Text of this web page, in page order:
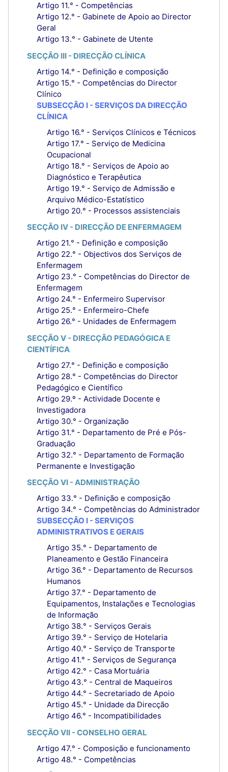
Artigo 11.° - Competências
Artigo 12.° - Gabinete de Apoio ao Director
Geral
Artigo 13.° - Gabinete de Utente
SECÇÃO III - DIRECÇÃO CLÍNICA
Artigo 14.° - Definição e composição
Artigo 15.° - Competências do Director
Clínico
SUBSECÇÃO I - SERVIÇOS DA DIRECÇÃO
CLÍNICA
Artigo 16.° - Serviços Clínicos e Técnicos
Artigo 17.° - Serviço de Medicina
Ocupacional
Artigo 18.° - Serviços de Apoio ao
Diagnóstico e Terapêutica
Artigo 19.° - Serviço de Admissão e
Arquivo Médico-Estatístico
Artigo 20.° - Processos assistenciais
SECÇÃO IV - DIRECÇÃO DE ENFERMAGEM
Artigo 21.° - Definição e composição
Artigo 22.° - Objectivos dos Serviços de
Enfermagem
Artigo 23.° - Competências do Director de
Enfermagem
Artigo 24.° - Enfermeiro Supervisor
Artigo 25.° - Enfermeiro-Chefe
Artigo 26.° - Unidades de Enfermagem
SECÇÃO V - DIRECÇÃO PEDAGÓGICA E
CIENTÍFICA
Artigo 27.° - Definição e composição
Artigo 28.° - Competências do Director
Pedagógico e Científico
Artigo 29.º - Actividade Docente e
Investigadora
Artigo 30.° - Organização
Artigo 31.° - Departamento de Pré e Pós-
Graduação
Artigo 32.° - Departamento de Formação
Permanente e Investigação
SECÇÃO VI - ADMINISTRAÇÃO
Artigo 33.° - Definição e composição
Artigo 34.° - Competências do Administrador
SUBSECÇÃO I - SERVIÇOS
ADMINISTRATIVOS E GERAIS
Artigo 35.° - Departamento de
Planeamento e Gestão Financeira
Artigo 36.° - Departamento de Recursos
Humanos
Artigo 37.° - Departamento de
Equipamentos, Instalações e Tecnologias
de Informação
Artigo 38.° - Serviços Gerais
Artigo 39.° - Serviço de Hotelaria
Artigo 40.° - Serviço de Transporte
Artigo 41.° - Serviços de Segurança
Artigo 42.° - Casa Mortuária
Artigo 43.° - Central de Maqueiros
Artigo 44.° - Secretariado de Apoio
Artigo 45.° - Unidade da Direcção
Artigo 46.° - Incompatibilidades
SECÇÃO VII - CONSELHO GERAL
Artigo 47.° - Composição e funcionamento
Artigo 48.° - Competências